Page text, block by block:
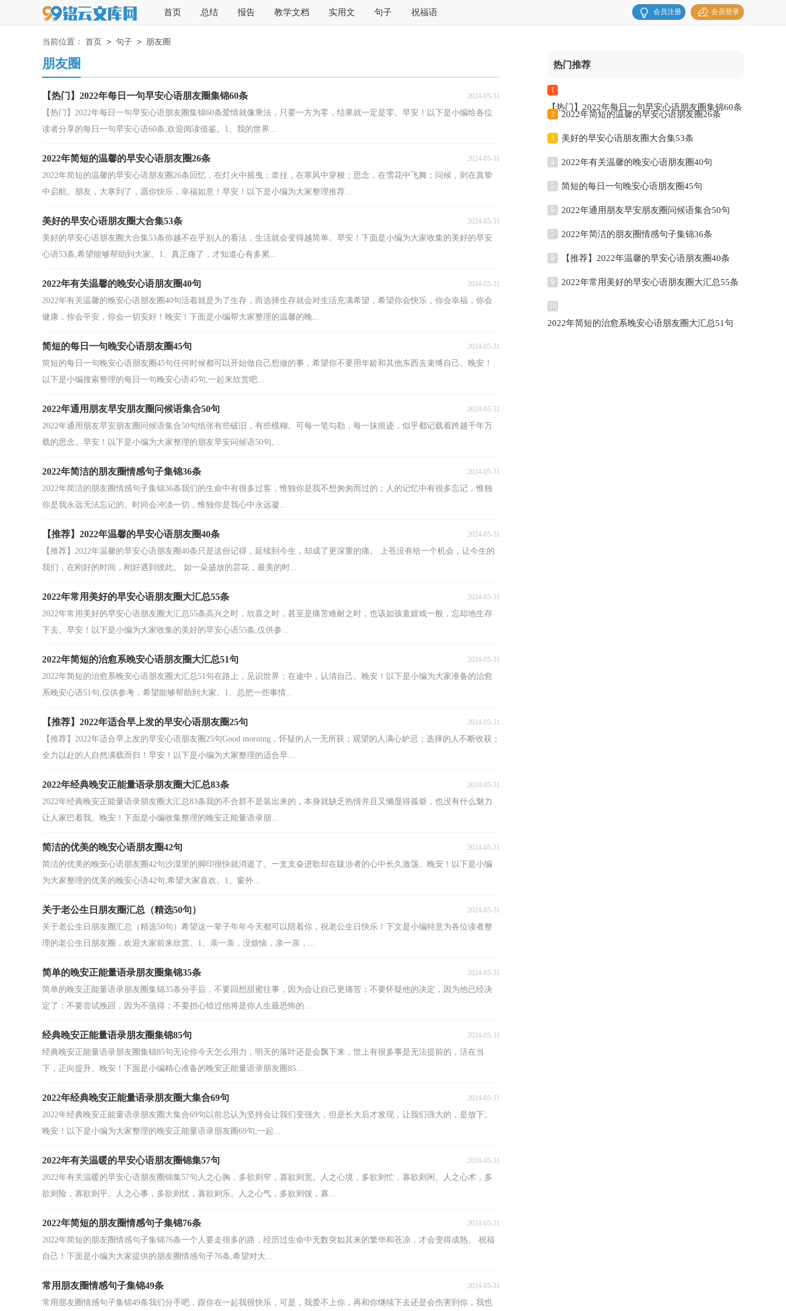
首页 总结 报告 教学文档 实用文 句子 祝福语 会员登录
会员注册
当前位置： 首页 > 句子 > 朋友圈
朋友圈
【热门】2022年每日一句早安心语朋友圈集锦60条 2024-05-31
【热门】2022年每日一句早安心语朋友圈集锦60条爱情就像乘法，只要一方为零，结果就一定是零。早安！以下是小编给各位
读者分享的每日一句早安心语60条,欢迎阅读借鉴。1、我的世界...
2022年简短的温馨的早安心语朋友圈26条 2024-05-31
2022年简短的温馨的早安心语朋友圈26条回忆，在灯火中摇曳；牵挂，在寒风中穿梭；思念，在雪花中飞舞；问候，则在真挚
中启航。朋友，大寒到了，愿你快乐，幸福如意！早安！以下是小编为大家整理推荐...
美好的早安心语朋友圈大合集53条 2024-05-31
美好的早安心语朋友圈大合集53条你越不在乎别人的看法，生活就会变得越简单。早安！下面是小编为大家收集的美好的早安
心语53条,希望能够帮助到大家。1、真正痛了，才知道心有多累...
2022年有关温馨的晚安心语朋友圈40句 2024-05-31
2022年有关温馨的晚安心语朋友圈40句活着就是为了生存，而选择生存就会对生活充满希望，希望你会快乐，你会幸福，你会
健康，你会平安，你会一切安好！晚安！下面是小编帮大家整理的温馨的晚...
简短的每日一句晚安心语朋友圈45句 2024-05-31
简短的每日一句晚安心语朋友圈45句任何时候都可以开始做自己想做的事，希望你不要用年龄和其他东西去束缚自己。晚安！
以下是小编搜索整理的每日一句晚安心语45句,一起来欣赏吧...
2022年通用朋友早安朋友圈问候语集合50句 2024-05-31
2022年通用朋友早安朋友圈问候语集合50句纸张有些破旧，有些模糊。可每一笔勾勒，每一抹痕迹，似乎都记载着跨越千年万
载的思念。早安！以下是小编为大家整理的朋友早安问候语50句,...
2022年简洁的朋友圈情感句子集锦36条 2024-05-31
2022年简洁的朋友圈情感句子集锦36条我们的生命中有很多过客，惟独你是我不想匆匆而过的；人的记忆中有很多忘记，惟独
你是我永远无法忘记的。时间会冲淡一切，惟独你是我心中永远凝...
【推荐】2022年温馨的早安心语朋友圈40条 2024-05-31
【推荐】2022年温馨的早安心语朋友圈40条只是这份记得，延续到今生，却成了更深重的痛。 上苍没有给一个机会，让今生的
我们，在刚好的时间，刚好遇到彼此。 如一朵盛放的昙花，最美的时...
2022年常用美好的早安心语朋友圈大汇总55条 2024-05-31
2022年常用美好的早安心语朋友圈大汇总55条高兴之时，欣喜之时，甚至是痛苦难耐之时，也该如孩童嬉戏一般，忘却地生存
下去。早安！以下是小编为大家收集的美好的早安心语55条,仅供参...
2022年简短的治愈系晚安心语朋友圈大汇总51句 2024-05-31
2022年简短的治愈系晚安心语朋友圈大汇总51句在路上，见识世界；在途中，认清自己。晚安！以下是小编为大家准备的治愈
系晚安心语51句,仅供参考，希望能够帮助到大家。1、总把一些事情...
【推荐】2022年适合早上发的早安心语朋友圈25句 2024-05-31
【推荐】2022年适合早上发的早安心语朋友圈25句Good morning，怀疑的人一无所获；观望的人满心妒忌；选择的人不断收获；
全力以赴的人自然满载而归！早安！以下是小编为大家整理的适合早...
2022年经典晚安正能量语录朋友圈大汇总83条 2024-05-31
2022年经典晚安正能量语录朋友圈大汇总83条我的不合群不是装出来的，本身就缺乏热情并且又懒显得孤僻，也没有什么魅力
让人家巴着我。晚安！下面是小编收集整理的晚安正能量语录朋...
简洁的优美的晚安心语朋友圈42句 2024-05-31
简洁的优美的晚安心语朋友圈42句沙漠里的脚印很快就消逝了。一支支奋进歌却在跋涉者的心中长久激荡。晚安！以下是小编
为大家整理的优美的晚安心语42句,希望大家喜欢。1、窗外...
关于老公生日朋友圈汇总（精选50句） 2024-05-31
关于老公生日朋友圈汇总（精选50句）希望这一辈子年年今天都可以陪着你，祝老公生日快乐！下文是小编特意为各位读者整
理的老公生日朋友圈，欢迎大家前来欣赏。1、亲一亲，没烦恼，亲一亲，...
简单的晚安正能量语录朋友圈集锦35条 2024-05-31
简单的晚安正能量语录朋友圈集锦35条分手后，不要回想甜蜜往事，因为会让自己更痛苦；不要怀疑他的决定，因为他已经决
定了；不要尝试挽回，因为不值得；不要担心错过他将是你人生最恐怖的...
经典晚安正能量语录朋友圈集锦85句 2024-05-31
经典晚安正能量语录朋友圈集锦85句无论你今天怎么用力，明天的落叶还是会飘下来，世上有很多事是无法提前的，活在当
下，正向提升。晚安！下面是小编精心准备的晚安正能量语录朋友圈85...
2022年经典晚安正能量语录朋友圈大集合69句 2024-05-31
2022年经典晚安正能量语录朋友圈大集合69句以前总认为坚持会让我们变强大，但是长大后才发现，让我们强大的，是放下。
晚安！以下是小编为大家整理的晚安正能量语录朋友圈69句,一起...
2022年有关温暖的早安心语朋友圈锦集57句 2024-05-31
2022年有关温暖的早安心语朋友圈锦集57句人之心胸，多欲则窄，寡欲则宽。人之心境，多欲则忙，寡欲则闲。人之心术，多
欲则险，寡欲则平。人之心事，多欲则忧，寡欲则乐。人之心气，多欲则馁，寡...
2022年简短的朋友圈情感句子集锦76条 2024-05-31
2022年简短的朋友圈情感句子集锦76条一个人要走很多的路，经历过生命中无数突如其来的繁华和苍凉，才会变得成熟。 祝福
自己！下面是小编为大家提供的朋友圈情感句子76条,希望对大...
常用朋友圈情感句子集锦49条 2024-05-31
常用朋友圈情感句子集锦49条我们分手吧，跟你在一起我很快乐，可是，我爱不上你，再和你继续下去还是会伤害到你，我也
热门推荐
1
【热门】2022年每日一句早安心语朋友圈集锦60条
2 2022年简短的温馨的早安心语朋友圈26条
3 美好的早安心语朋友圈大合集53条
4 2022年有关温馨的晚安心语朋友圈40句
5 简短的每日一句晚安心语朋友圈45句
6 2022年通用朋友早安朋友圈问候语集合50句
7 2022年简洁的朋友圈情感句子集锦36条
8 【推荐】2022年温馨的早安心语朋友圈40条
9 2022年常用美好的早安心语朋友圈大汇总55条
10
2022年简短的治愈系晚安心语朋友圈大汇总51句